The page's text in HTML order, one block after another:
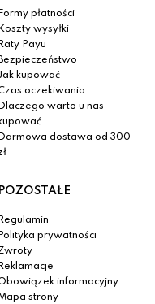
Formy płatności
Koszty wysyłki
Raty Payu
Bezpieczeństwo
kupować
oczekiwania
Dlaczego warto u nas
kupować
Darmowa dostawa od 300
POZOSTAŁE
Regulamin
Polityka prywatności
Reklamacje
informacyjny
strony